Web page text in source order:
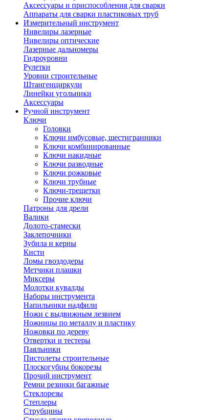
Аксессуары и приспособления для сварки
Аппараты для сварки пластиковых труб
Измерительный инструмент
Нивелиры лазерные
Нивелиры оптические
Лазерные дальномеры
Гидроуровни
Рулетки
Уровни строительные
Штангенциркули
Линейки угольники
Аксессуары
Ручной инструмент
Ключи
Головки
Ключи имбусовые, шестигранники
Ключи комбинированные
Ключи накидные
Ключи разводные
Ключи рожковые
Ключи трубные
Ключи-трещетки
Прочие ключи
Патроны для дрели
Валики
Долото-стамески
Заклепочники
Зубила и керны
Кисти
Ломы гвоздодеры
Метчики плашки
Миксеры
Молотки кувалды
Наборы инструмента
Напильники надфили
Ножи с выдвижным лезвием
Ножницы по металлу и пластику
Ножовки по дереву
Отвертки и тестеры
Паяльники
Пистолеты строительные
Плоскогубцы бокорезы
Прочий инструмент
Ремни резинки багажные
Стеклорезы
Степлеры
Струбцины